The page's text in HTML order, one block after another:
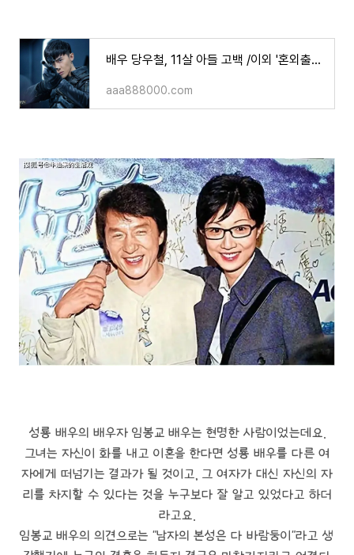
배우 당우철, 11살 아들 고백 /이외 '혼외출산'한 연예계 스타들.
aaa888000.com
성룡 배우의 배우자 임봉교 배우는 현명한 사람이었는데요.
그녀는 자신이 화를 내고 이혼을 한다면 성룡 배우를 다른 여
자에게 떠넘기는 결과가 될 것이고, 그 여자가 대신 자신의 자
리를 차지할 수 있다는 것을 누구보다 잘 알고 있었다고 하더
라고요.
임봉교 배우의 의견으로는 "남자의 본성은 다 바람둥이"라고 생